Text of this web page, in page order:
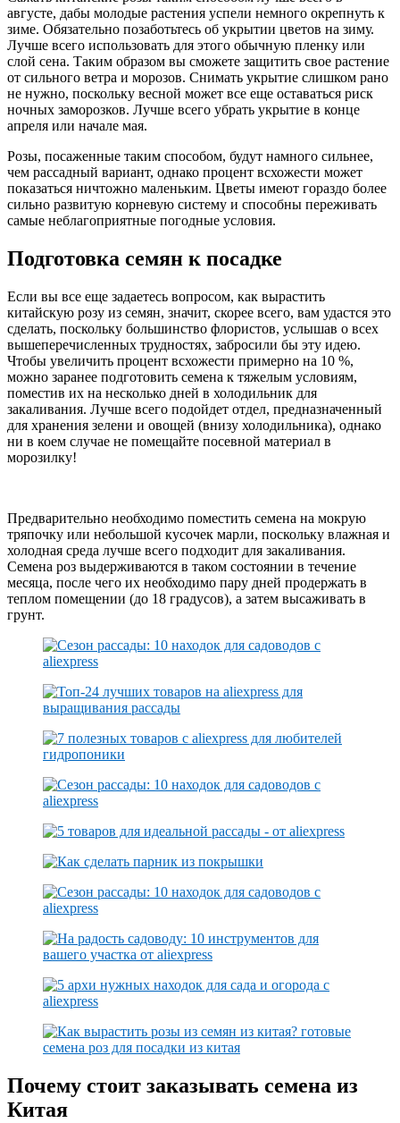
августе, дабы молодые растения успели немного окрепнуть к
зиме. Обязательно позаботьтесь об укрытии цветов на зиму.
Лучше всего использовать для этого обычную пленку или
слой сена. Таким образом вы сможете защитить свое растение
от сильного ветра и морозов. Снимать укрытие слишком рано
не нужно, поскольку весной может все еще оставаться риск
ночных заморозков. Лучше всего убрать укрытие в конце
апреля или начале мая.
Розы, посаженные таким способом, будут намного сильнее,
чем рассадный вариант, однако процент всхожести может
показаться ничтожно маленьким. Цветы имеют гораздо более
сильно развитую корневую систему и способны переживать
самые неблагоприятные погодные условия.
Подготовка семян к посадке
Если вы все еще задаетесь вопросом, как вырастить
китайскую розу из семян, значит, скорее всего, вам удастся это
сделать, поскольку большинство флористов, услышав о всех
вышеперечисленных трудностях, забросили бы эту идею.
Чтобы увеличить процент всхожести примерно на 10 %,
можно заранее подготовить семена к тяжелым условиям,
поместив их на несколько дней в холодильник для
закаливания. Лучше всего подойдет отдел, предназначенный
для хранения зелени и овощей (внизу холодильника), однако
ни в коем случае не помещайте посевной материал в
морозилку!
Предварительно необходимо поместить семена на мокрую
тряпочку или небольшой кусочек марли, поскольку влажная и
холодная среда лучше всего подходит для закаливания.
Семена роз выдерживаются в таком состоянии в течение
месяца, после чего их необходимо пару дней продержать в
теплом помещении (до 18 градусов), а затем высаживать в
грунт.
Почему стоит заказывать семена из
Китая